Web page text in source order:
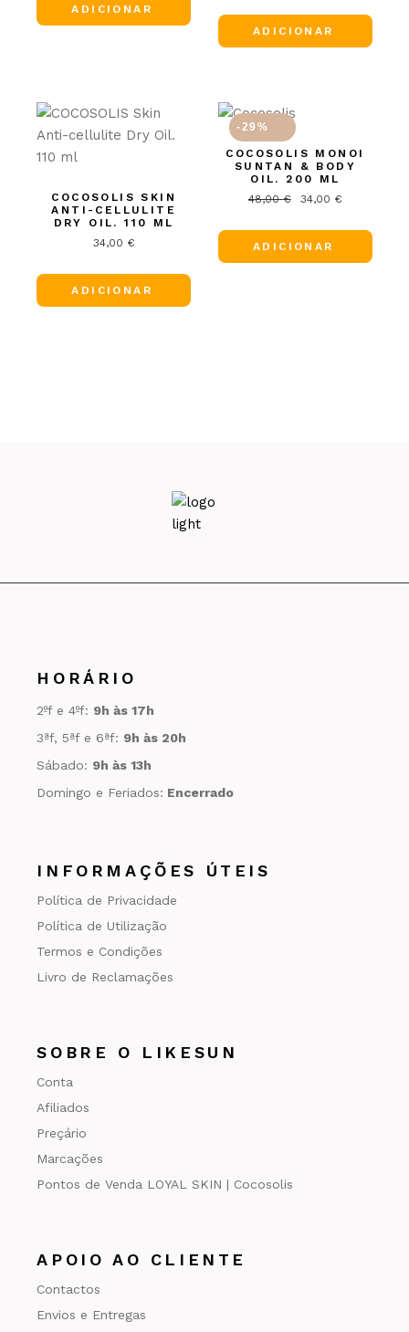
ADICIONAR
ADICIONAR
COCOSOLIS SKIN
ANTI-CELLULITE
DRY OIL. 110 ML
34,00 €
ADICIONAR
-29%
COCOSOLIS MONOI
SUNTAN & BODY
OIL. 200 ML
48,00€
O
48,00 €.
34,00 €
O
34,00 €.
ADICIONAR
HORÁRIO
2ºf e 4ºf: 9h às 17h
3ªf, 5ªf e 6ªf: 9h às 20h
Sábado: 9h às 13h
Domingo e Feriados: Encerrado
INFORMAÇÕES ÚTEIS
Política de Privacidade
Política de Utilização
Termos e Condições
Livro de Reclamações
SOBRE O LIKESUN
Conta
Afiliados
Preçário
Marcações
Pontos de Venda LOYAL SKIN | Cocosolis
APOIO AO CLIENTE
Contactos
Envios e Entregas